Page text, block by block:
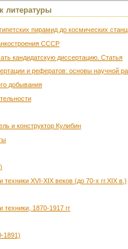
литературы
пирамид до космических
СССР
кандидатскую диссертацию. Статья
и рефератов: основы научной
добывания
и конструктор Кулибин
XVI-XIX веков (до 70-х гг.XIX в.)
1870-1917 гг
1891)